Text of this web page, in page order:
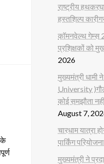
के
राष्ट्रीय
हस्तशिल्प
कॉमनवेल्थ गेम्स
प्रशिक्षकों को
2026
मुख्यमंत्री धामी
University
कोई समझौता
August 7,
चारधाम यात्रा
पार्किंग
मुख्यमंत्री ने